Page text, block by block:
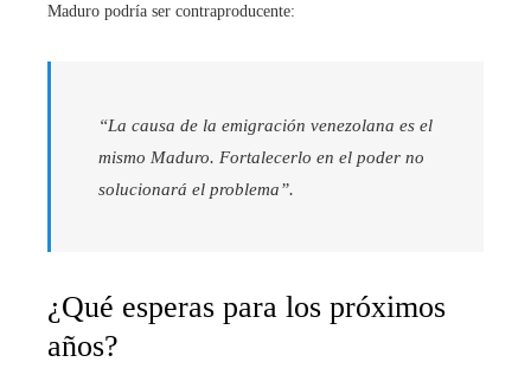
Maduro podría ser contraproducente:
“La causa de la emigración venezolana es el
mismo Maduro. Fortalecerlo en el poder no
solucionará el problema”.
¿Qué esperas para los próximos
años?